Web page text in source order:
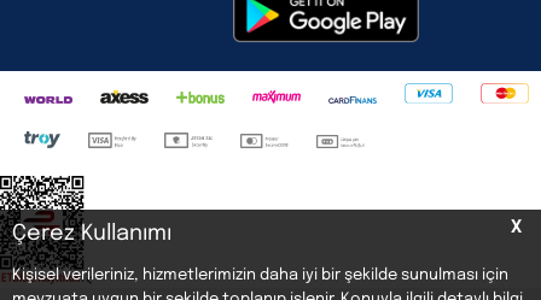
X
Çerez Kullanımı
Kişisel verileriniz, hizmetlerimizin daha iyi bir şekilde sunulması için
<